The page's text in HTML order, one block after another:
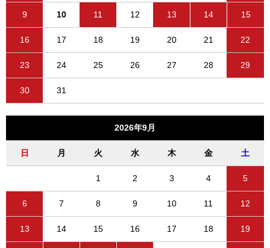
9 10 11 12 13 14 15
16 17 18 19 20 21 22
23 24 25 26 27 28 29
30 31
2026年9月
日 月 火 水 木 金 土
1 2 3 4 5
6 7 8 9 10 11 12
13 14 15 16 17 18 19